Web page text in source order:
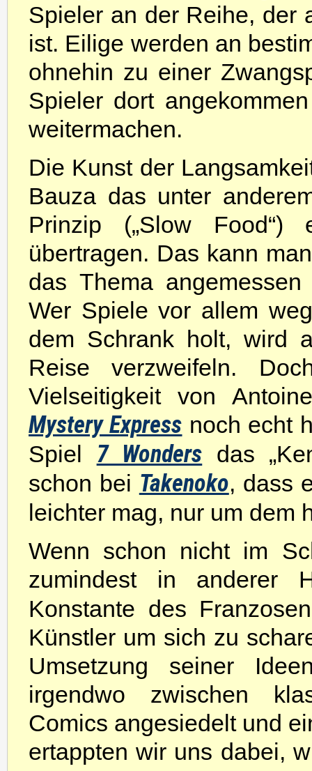
Spieler an der Reihe, der
ist. Eilige werden an
ohnehin zu einer
Spieler dort
weitermachen.
Die Kunst der
Bauza das unter
Prinzip („Slow Food“)
übertragen. Das kann
das Thema
Wer Spiele vor allem
dem Schrank holt, wird
Reise verzweifeln.
Vielseitigkeit von
Mystery Express noch echt
Spiel 7 Wonders das
schon bei Takenoko, dass
leichter mag, nur um dem
Wenn schon nicht im
zumindest in anderer
Konstante des
Künstler um sich zu
Umsetzung seiner
irgendwo zwischen
Comics angesiedelt und
ertappten wir uns dabei,